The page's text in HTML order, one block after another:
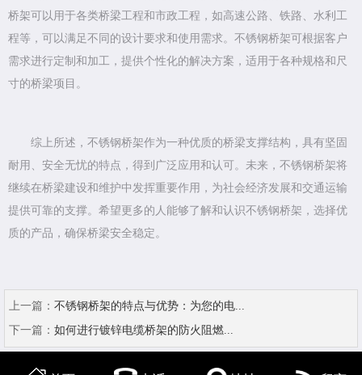
桥架可以用于各类桥梁工程和市政工程，如高速公路、铁路、水利工
程等，可以满足不同的设计要求和使用需求。不锈钢桥架可根据客户
需求进行定制和加工，提供个性化的解决方案，适用于各种规格和尺
寸的桥梁项目。
综上所述，不锈钢桥架作为一种优质的桥梁支撑结构，具有坚固
耐用、安全无忧的特点，得到广泛应用和认可。未来，不锈钢桥架将
继续在桥梁建设和维护中发挥重要作用，为社会经济发展和交通运输
提供可靠的支撑。希望更多的人能够了解和认识不锈钢桥架，选择优
质的产品，确保桥梁安全稳定。
上一篇： 不锈钢桥架的特点与优势：为您的电...
下一篇： 如何进行镀锌电缆桥架的防火阻燃...